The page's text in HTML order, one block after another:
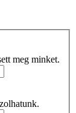
meg minket.